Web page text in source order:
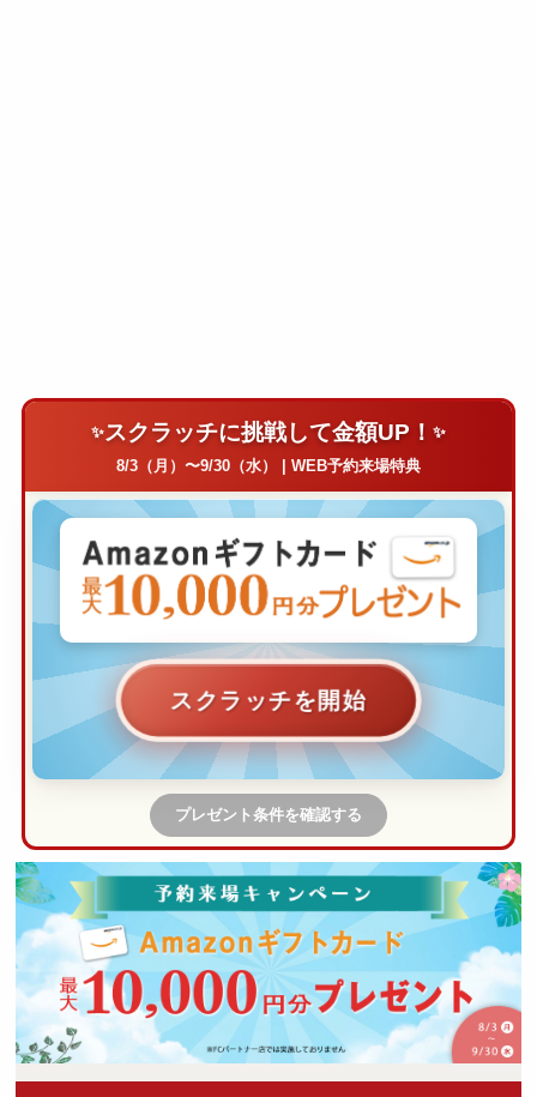
スクラッチに挑戦して金額UP！
8/3（月）〜9/30（水） | WEB予約来場特典
スクラッチを開始
プレゼント条件を確認する